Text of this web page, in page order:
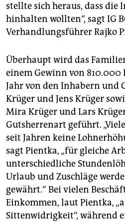
stellte sich heraus, dass die
hinhalten wollten“, sagt IG
Verhandlungsführer Rajko
Überhaupt wird das
einem Gewinn von 810.000
Jahr von den Inhabern und
Krüger und Jens Krüger
Mira Krüger und Lars
Gutsherrenart geführt.
seit Jahren keine
sagt Pientka, „für gleiche
unterschiedliche
Urlaub und Zuschläge
gewährt.“ Bei vielen
Einkommen, laut Pientka,
Sittenwidrigkeit“, während